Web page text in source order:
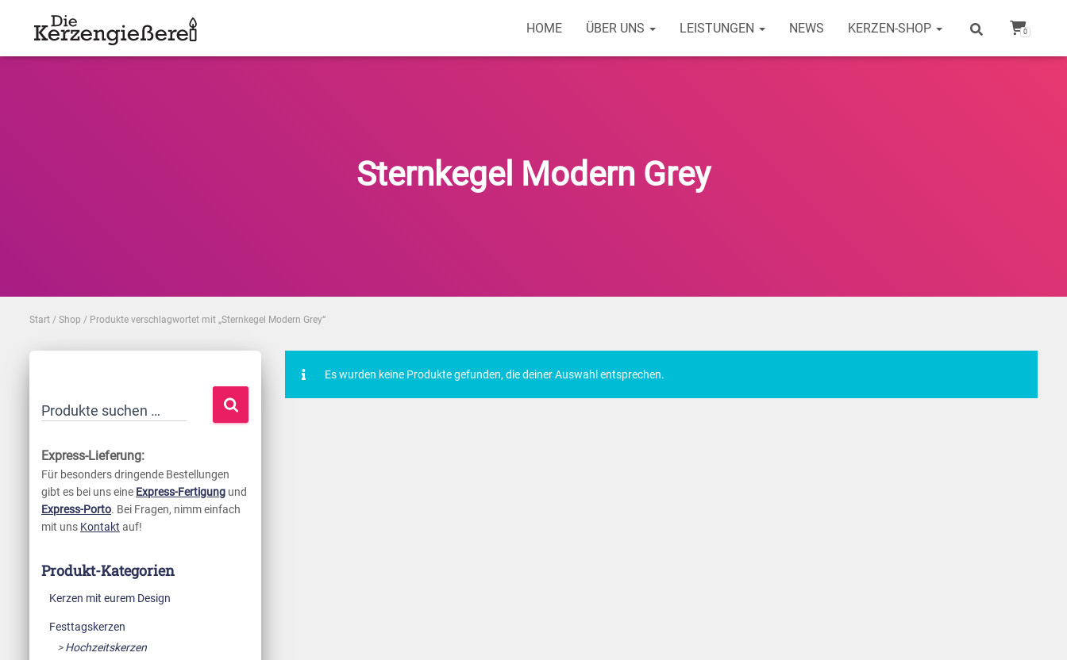
HOME ÜBER UNS LEISTUNGEN NEWS KERZEN-SHOP 0
Sternkegel Modern Grey
Start / Shop / Produkte verschlagwortet mit „Sternkegel Modern Grey“
S
c
h
e
n
a
Produkte suchen …
Express-Lieferung:
Für besonders dringende Bestellungen
gibt es bei uns eine Express-Fertigung und
Express-Porto. Bei Fragen, nimm einfach
mit uns Kontakt auf!
Produkt-Kategorien
Kerzen mit eurem Design
Festtagskerzen
Hochzeitskerzen
Es wurden keine Produkte gefunden, die deiner Auswahl entsprechen.